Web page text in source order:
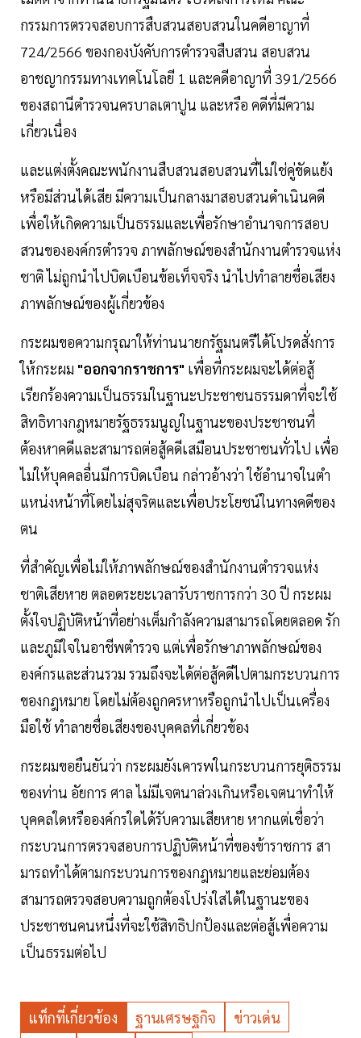
กรรมการตรวจสอบการสืบสวนสอบสวนในคดีอาญาที่
724/2566 ของกองบังคับการตํารวจสืบสวน สอบสวน
อาชญากรรมทางเทคโนโลยี 1 และคดีอาญาที่ 391/2566
ของสถานีตํารวจนครบาลเตาปูน และหรือ คดีที่มีความ
เกี่ยวเนื่อง
และแต่งตั้งคณะพนักงานสืบสวนสอบสวนที่ไม่ใช่คู่ขัดแย้ง
หรือมีส่วนได้เสีย มีความเป็นกลางมาสอบสวนดําเนินคดี
เพื่อให้เกิดความเป็นธรรมและเพื่อรักษาอํานาจการสอบ
สวนขององค์กรตํารวจ ภาพลักษณ์ของสํานักงานตํารวจแห่ง
ชาติ ไม่ถูกนําไปบิดเบือนข้อเท็จจริง นําไปทําลายชื่อเสียง
ภาพลักษณ์ของผู้เกี่ยวข้อง
กระผมขอความกรุณาให้ท่านนายกรัฐมนตรีได้โปรดสั่งการ
ให้กระผม "ออกจากราชการ" เพื่อที่กระผมจะได้ต่อสู้
เรียกร้องความเป็นธรรมในฐานะประชาชนธรรมดาที่จะใช้
สิทธิทางกฎหมายรัฐธรรมนูญในฐานะของประชาชนที่
ต้องหาคดีและสามารถต่อสู้คดีเสมือนประชาชนทั่วไป เพื่อ
ไม่ให้บุคคลอื่นมีการบิดเบือน กล่าวอ้างว่า ใช้อํานาจในตํา
แหน่งหน้าที่โดยไม่สุจริตและเพื่อประโยชน์ในทางคดีของ
ตน
ที่สําคัญเพื่อไม่ให้ภาพลักษณ์ของสํานักงานตํารวจแห่ง
ชาติเสียหาย ตลอดระยะเวลารับราชการกว่า 30 ปี กระผม
ตั้งใจปฏิบัติหน้าที่อย่างเต็มกําลังความสามารถโดยตลอด รัก
และภูมิใจในอาชีพตํารวจ แต่เพื่อรักษาภาพลักษณ์ของ
องค์กรและส่วนรวม รวมถึงจะได้ต่อสู้คดีไปตามกระบวนการ
ของกฎหมาย โดยไม่ต้องถูกครหาหรือถูกนําไปเป็นเครื่อง
มือใช้ ทําลายชื่อเสียงของบุคคลที่เกี่ยวข้อง
กระผมขอยืนยันว่า กระผมยังเคารพในกระบวนการยุติธรรม
ของท่าน อัยการ ศาล ไม่มีเจตนาล่วงเกินหรือเจตนาทําให้
บุคคลใดหรือองค์กรใดได้รับความเสียหาย หากแต่เชื่อว่า
กระบวนการตรวจสอบการปฏิบัติหน้าที่ของข้าราชการ สา
มารถทําได้ตามกระบวนการของกฎหมายและย่อมต้อง
สามารถตรวจสอบความถูกต้องโปร่งใสได้ในฐานะของ
ประชาชนคนหนึ่งที่จะใช้สิทธิปกป้องและต่อสู้เพื่อความ
เป็นธรรมต่อไป
แท็กที่เกี่ยวข้อง ฐานเศรษฐกิจ
ข่าวเด่น